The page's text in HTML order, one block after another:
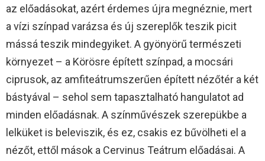
az előadásokat, azért érdemes újra megnéznie, mert
a vízi színpad varázsa és új szereplők teszik picit
mássá teszik mindegyiket. A gyönyörű természeti
környezet – a Körösre épített színpad, a mocsári
ciprusok, az amfiteátrumszerűen épített nézőtér a két
bástyával – sehol sem tapasztalható hangulatot ad
minden előadásnak. A színművészek szerepükbe a
lelküket is beleviszik, és ez, csakis ez bűvölheti el a
nézőt, ettől mások a Cervinus Teátrum előadásai. A